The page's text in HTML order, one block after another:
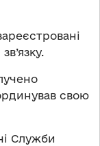
свою
Служби